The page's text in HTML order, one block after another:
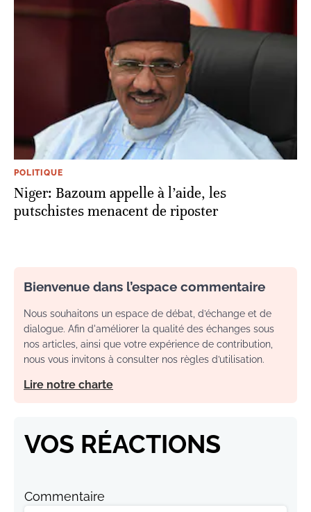
POLITIQUE
Niger: Bazoum appelle à l’aide, les
putschistes menacent de riposter
Bienvenue dans l’espace commentaire
Nous souhaitons un espace de débat, d’échange et de
dialogue. Afin d'améliorer la qualité des échanges sous
nos articles, ainsi que votre expérience de contribution,
nous vous invitons à consulter nos règles d’utilisation.
Lire notre charte
VOS RÉACTIONS
Commentaire